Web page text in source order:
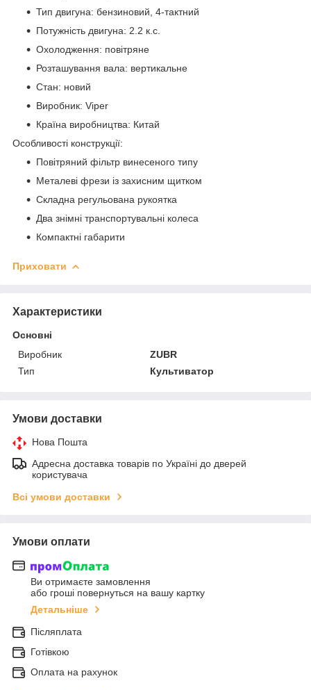
Тип двигуна: бензиновий, 4-тактний
Потужність двигуна: 2.2 к.с.
Охолодження: повітряне
Розташування вала: вертикальне
Стан: новий
Виробник: Viper
Країна виробництва: Китай
Особливості конструкції:
Повітряний фільтр винесеного типу
Металеві фрези із захисним щитком
Складна регульована рукоятка
Два знімні транспортувальні колеса
Компактні габарити
Приховати
Характеристики
Основні
Виробник
ZUBR
Тип
Культиватор
Умови доставки
Нова Пошта
Адресна доставка товарів по Україні до дверей
користувача
Всі умови доставки
Умови оплати
Ви отримаєте замовлення
або гроші повернуться на вашу картку
Детальніше
Післяплата
Готівкою
Оплата на рахунок